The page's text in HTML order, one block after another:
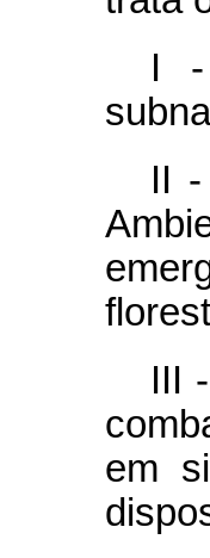
I -
II
III
em